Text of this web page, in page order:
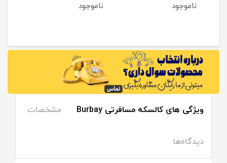
ناموجود ناموجود
ویژگی های کالسکه مسافرتی Burbay مشخصات
دیدگاه‌ها